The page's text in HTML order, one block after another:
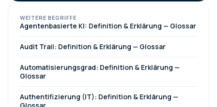
WEITERE BEGRIFFE
Agentenbasierte KI: Definition & Erklärung — Glossar
Audit Trail: Definition & Erklärung — Glossar
Automatisierungsgrad: Definition & Erklärung —
Glossar
Authentifizierung (IT): Definition & Erklärung —
Glossar